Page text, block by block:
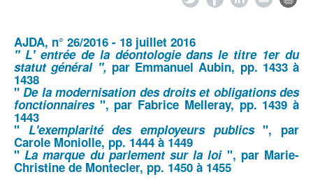
AJDA, n° 26/2016 - 18 juillet 2016
" L' entrée de la déontologie dans le titre 1er du
statut général ", par Emmanuel Aubin, pp. 1433 à
1438
"De la modernisation des droits et obligations des
fonctionnaires", par Fabrice Melleray, pp. 1439 à
1443
" L'exemplarité des employeurs publics", par
Carole Moniolle, pp. 1444 à 1449
"La marque du parlement sur la loi", par Marie-
Christine de Montecler, pp. 1450 à 1455